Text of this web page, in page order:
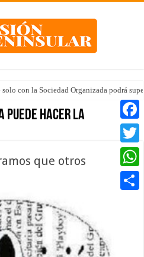
con la Sociedad Organizada podrá
hacer la
que otros
Twitter